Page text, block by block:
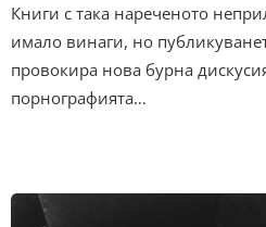
Книги с така нареченото
имало винаги, но
провокира нова бурна
порнографията…